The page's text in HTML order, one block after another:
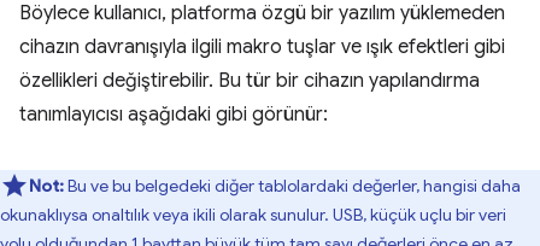
Böylece kullanıcı, platforma özgü bir yazılım yüklemeden
cihazın davranışıyla ilgili makro tuşlar ve ışık efektleri gibi
özellikleri değiştirebilir. Bu tür bir cihazın yapılandırma
tanımlayıcısı aşağıdaki gibi görünür:
Not:Bu ve bu belgedeki diğer tablolardaki değerler, hangisi daha
okunaklıysa onaltılık veya ikili olarak sunulur. USB, küçük uçlu bir veri